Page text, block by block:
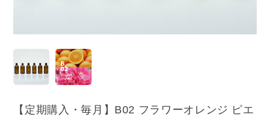
【定期購入・毎月】B02 フラワーオレンジ ピエ